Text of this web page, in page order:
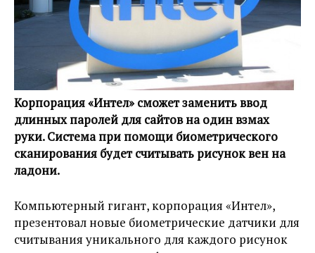
Корпорация «Интел» сможет заменить ввод
длинных паролей для сайтов на один взмах
руки. Система при помощи биометрического
сканирования будет считывать рисунок вен на
ладони.
Компьютерный гигант, корпорация «Интел»,
презентовал новые биометрические датчики для
считывания уникального для каждого рисунок